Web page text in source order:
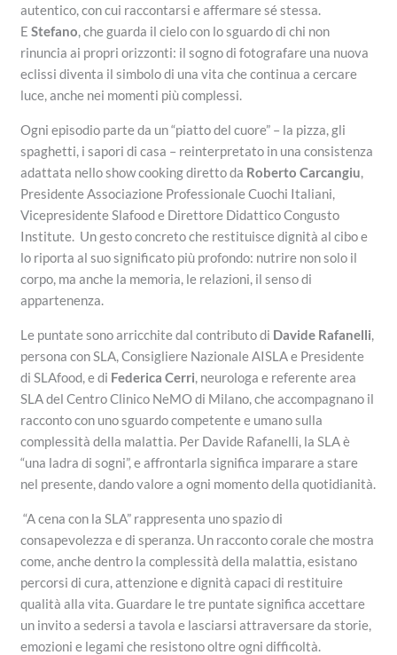
autentico, con cui raccontarsi e affermare sé stessa.
EStefano, che guarda il cielo con lo sguardo di chi non
rinuncia ai propri orizzonti: il sogno di fotografare una nuova
eclissi diventa il simbolo di una vita che continua a cercare
luce, anche nei momenti più complessi.
Ogni episodio parte da un “piatto del cuore” – la pizza, gli
spaghetti, i sapori di casa – reinterpretato in una consistenza
adattata nello show cooking diretto da Roberto Carcangiu,
Presidente Associazione Professionale Cuochi Italiani,
Vicepresidente Slafood e Direttore Didattico Congusto
Institute. Un gesto concreto che restituisce dignità al cibo e
lo riporta al suo significato più profondo: nutrire non solo il
corpo, ma anche la memoria, le relazioni, il senso di
appartenenza.
Le puntate sono arricchite dal contributo di Davide Rafanelli,
persona con SLA, Consigliere Nazionale AISLA e Presidente
di SLAfood, e di Federica Cerri, neurologa e referente area
SLA del Centro Clinico NeMO di Milano, che accompagnano il
racconto con uno sguardo competente e umano sulla
complessità della malattia. Per Davide Rafanelli, la SLA è
“una ladra di sogni”, e affrontarla significa imparare a stare
nel presente, dando valore a ogni momento della quotidianità.
“A cena con la SLA” rappresenta uno spazio di
consapevolezza e di speranza. Un racconto corale che mostra
come, anche dentro la complessità della malattia, esistano
percorsi di cura, attenzione e dignità capaci di restituire
qualità alla vita. Guardare le tre puntate significa accettare
un invito a sedersi a tavola e lasciarsi attraversare da storie,
emozioni e legami che resistono oltre ogni difficoltà.